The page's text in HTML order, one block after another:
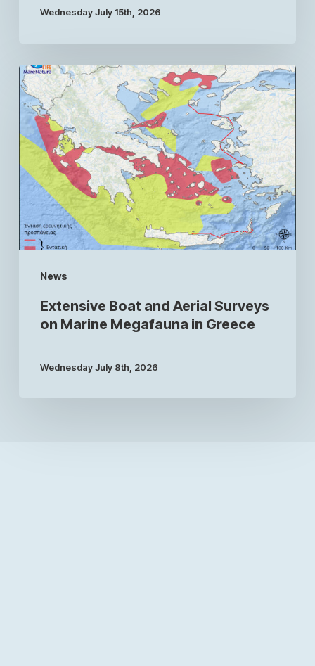
Wednesday July 15th, 2026
News
Extensive Boat and Aerial Surveys
on Marine Megafauna in Greece
Wednesday July 8th, 2026